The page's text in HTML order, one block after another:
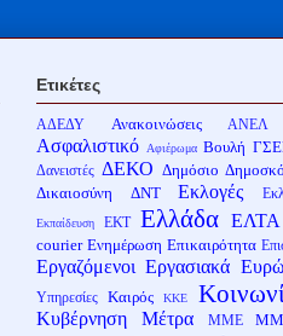
Ετικέτες
ΑΔΕΔΥ Ανακοινώσεις ΑΝΕΛ
Ασφαλιστικό Αφιέρωμα Βουλή
Δανειστές ΔΕΚΟ Δημόσιο
Δικαιοσύνη
ΔΝΤ Εκλογές
Εκπαίδευση ΕΚΤ Ελλάδα ΕΛΤΑ
courier Ενημέρωση Επικαιρότητα
Εργαζόμενοι Εργασιακά
Υπηρεσίες
Καιρός ΚΚΕ
Κυβέρνηση Μέτρα ΜΜΕ